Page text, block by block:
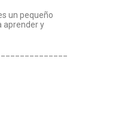
un pequeño
aprender y